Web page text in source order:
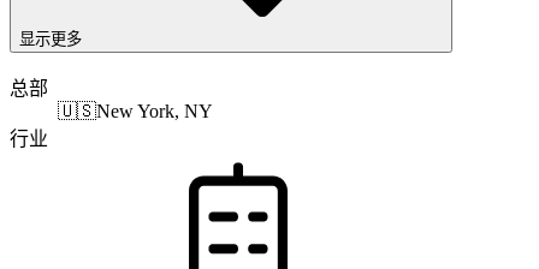
显示更多
总部
🇺🇸New York, NY
行业